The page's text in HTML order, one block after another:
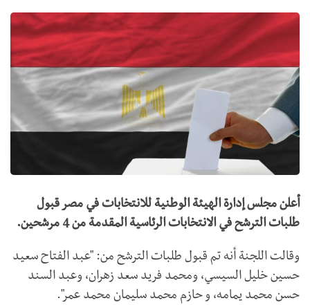
أعلن مجلس إدارة الهيئة الوطنية للانتخابات في مصر قبول
طلبات الترشح في الانتخابات الرئاسية المقدمة من 4 مرشحين.
وقالت اللجنة أنه تم قبول طلبات الترشح من: "عبد الفتاح سعيد
حسين خليل السيسي، ومحمد فريد سعد زهران، وعبد السند
حسن محمد يمامه، و حازم محمد سليمان محمد عمر".